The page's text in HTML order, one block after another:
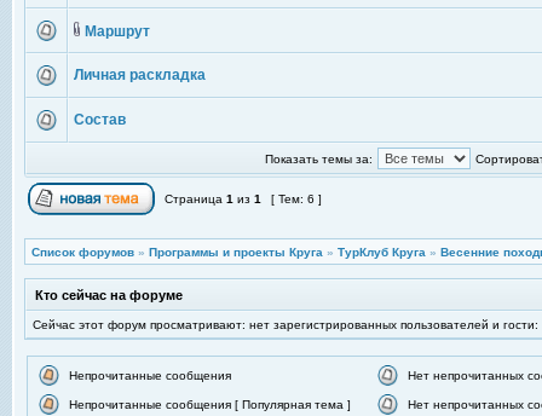
Маршрут
Личная раскладка
Состав
Показать темы за:
Страница 1 из 1 [ Тем: 6 ]
Список форумов » Программы и проекты Круга » ТурКлуб Круга » Весенние
Кто сейчас на форуме
Сейчас этот форум просматривают: нет зарегистрированных пользователей и гости:
Непрочитанные сообщения Нет непрочитанных
Непрочитанные сообщения [ Популярная тема ] Нет непрочитанных